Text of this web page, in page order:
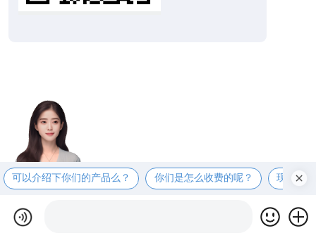
可以介绍下你们的产品么？ 你们是怎么收费的呢？ 现在有